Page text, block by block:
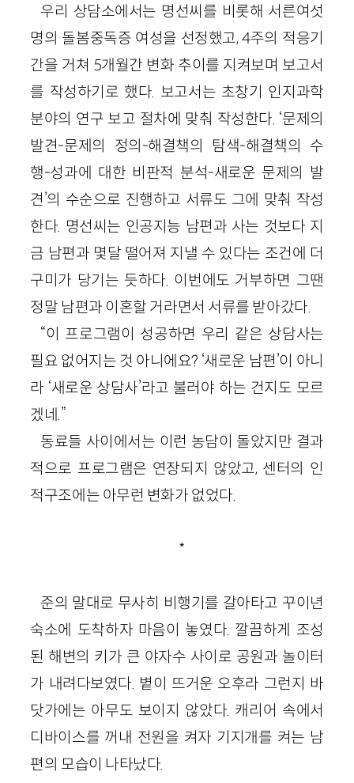
우리 상담소에서는 명선씨를 비롯해 서른여섯
명의 돌봄중독증 여성을 선정했고, 4주의 적응기
간을 거쳐 5개월간 변화 추이를 지켜보며 보고서
를 작성하기로 했다. 보고서는 초창기 인지과학
분야의 연구 보고 절차에 맞춰 작성한다. ‘문제의
발견-문제의 정의-해결책의 탐색-해결책의 수
행-성과에 대한 비판적 분석-새로운 문제의 발
견’의 수순으로 진행하고 서류도 그에 맞춰 작성
한다. 명선씨는 인공지능 남편과 사는 것보다 지
금 남편과 몇달 떨어져 지낼 수 있다는 조건에 더
구미가 당기는 듯하다. 이번에도 거부하면 그땐
정말 남편과 이혼할 거라면서 서류를 받아갔다.
“이 프로그램이 성공하면 우리 같은 상담사는
필요 없어지는 것 아니에요? ‘새로운 남편’이 아니
라 ‘새로운 상담사’라고 불러야 하는 건지도 모르
겠네.”
동료들 사이에서는 이런 농담이 돌았지만 결과
적으로 프로그램은 연장되지 않았고, 센터의 인
적구조에는 아무런 변화가 없었다.
*
준의 말대로 무사히 비행기를 갈아타고 꾸이년
숙소에 도착하자 마음이 놓였다. 깔끔하게 조성
된 해변의 키가 큰 야자수 사이로 공원과 놀이터
가 내려다보였다. 볕이 뜨거운 오후라 그런지 바
닷가에는 아무도 보이지 않았다. 캐리어 속에서
디바이스를 꺼내 전원을 켜자 기지개를 켜는 남
편의 모습이 나타났다.